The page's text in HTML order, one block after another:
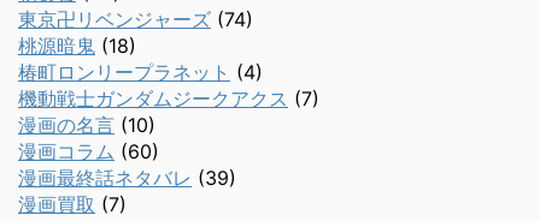
東京卍リベンジャーズ (74)
桃源暗鬼 (18)
椿町ロンリープラネット (4)
機動戦士ガンダムジークアクス (7)
漫画の名言 (10)
漫画コラム (60)
漫画最終話ネタバレ (39)
漫画買取 (7)